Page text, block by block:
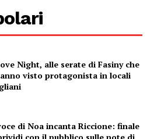
Night, alle serate di Fasiny che
visto protagonista in locali
di Noa incanta Riccione: finale